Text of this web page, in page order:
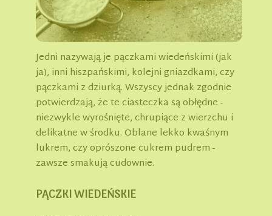
Jedni nazywają je pączkami wiedeńskimi (jak
ja), inni hiszpańskimi, kolejni gniazdkami, czy
pączkami z dziurką. Wszyscy jednak zgodnie
potwierdzają, że te ciasteczka są obłędne -
niezwykle wyrośnięte, chrupiące z wierzchu i
delikatne w środku. Oblane lekko kwaśnym
lukrem, czy oprószone cukrem pudrem -
zawsze smakują cudownie.
PĄCZKI WIEDEŃSKIE